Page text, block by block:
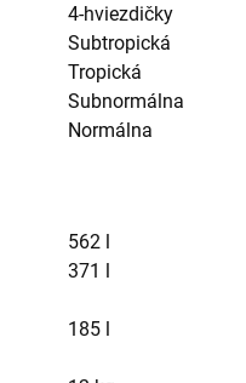
4-hviezdičky
Subtropická
Tropická
Subnormálna
Normálna
562 l
371 l
185 l